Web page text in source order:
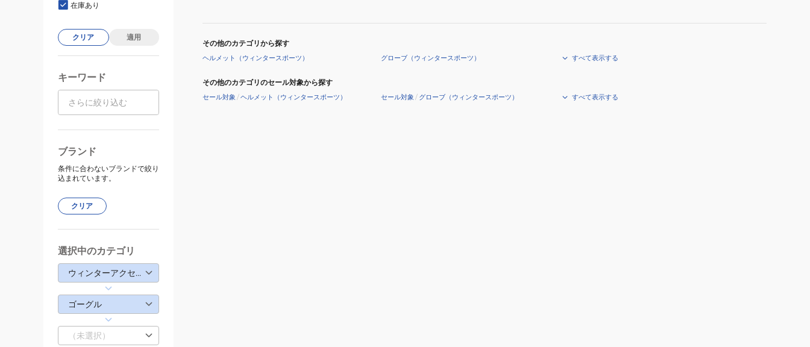
その他のカテゴリから探す
ヘルメット（ウィンタースポーツ） グローブ（ウィンタースポーツ） すべて表示する
その他のカテゴリのセール対象から探す
セール対象 /ヘルメット（ウィンタースポーツ） セール対象 / グローブ（ウィンタースポーツ） すべて表示する
在庫あり
クリア 適用
キーワード
ブランド
条件に合わないブランドで絞り
込まれています。
クリア
選択中のカテゴリ
ウィンターアクセサリー
ゴーグル
（未選択）